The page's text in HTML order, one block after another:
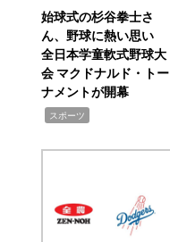
始球式の杉谷拳士さ
ん、野球に熱い思い
全日本学童軟式野球大
会 マクドナルド・トー
ナメントが開幕
スポーツ